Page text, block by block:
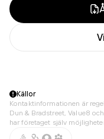
Källor
Kontaktinformationen är
Dun & Bradstreet, Value8
har företaget själv